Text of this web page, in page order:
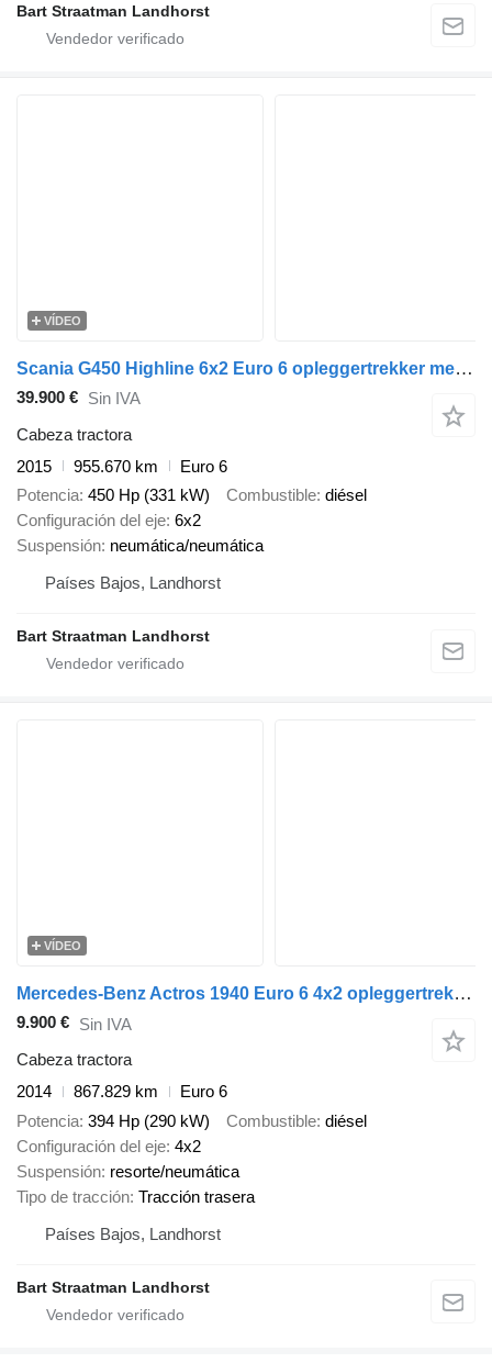
Bart Straatman Landhorst
VÍDEO
Scania G450 Highline 6x2 Euro 6 opleggertrekker met ATLAS 172.3E-A4 Rad
39.900 € Sin IVA
Cabeza tractora
2015
955.670 km
Euro 6
Potencia 450 Hp (331 kW) Combustible diésel
Configuración del eje 6x2
Suspensión neumática/neumática
Países Bajos, Landhorst
Bart Straatman Landhorst
VÍDEO
Mercedes-Benz Actros 1940 Euro 6 4x2 opleggertrekker
9.900 € Sin IVA
Cabeza tractora
2014
867.829 km
Euro 6
Potencia 394 Hp (290 kW) Combustible diésel
Configuración del eje 4x2
Suspensión resorte/neumática
Tipo de tracción Tracción trasera
Países Bajos, Landhorst
Bart Straatman Landhorst